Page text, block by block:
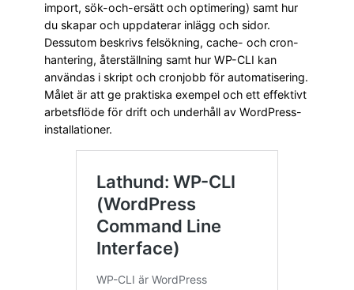
import, sök-och-ersätt och optimering) samt hur
du skapar och uppdaterar inlägg och sidor.
Dessutom beskrivs felsökning, cache- och cron-
hantering, återställning samt hur WP-CLI kan
användas i skript och cronjobb för automatisering.
Målet är att ge praktiska exempel och ett effektivt
arbetsflöde för drift och underhåll av WordPress-
installationer.